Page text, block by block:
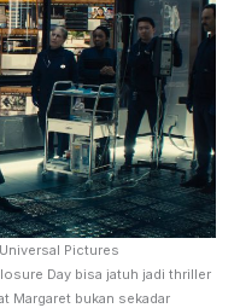
Pictures
Day bisa jatuh jadi thriller
Margaret bukan sekadar